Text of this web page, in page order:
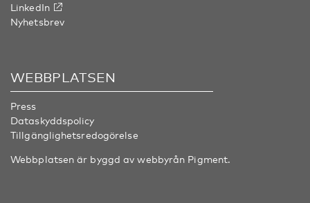
LinkedIn
Nyhetsbrev
WEBBPLATSEN
Press
Dataskyddspolicy
Tillgänglighetsredogörelse
Webbplatsen är byggd av webbyrån Pigment.